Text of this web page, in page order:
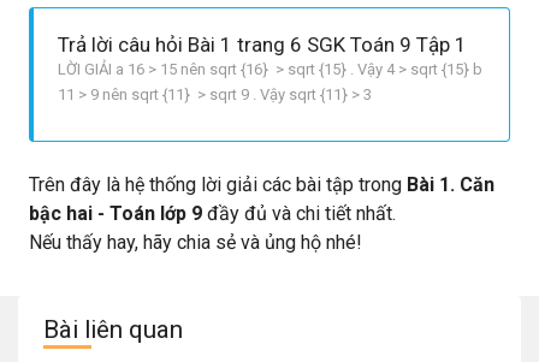
Trả lời câu hỏi Bài 1 trang 6 SGK Toán 9 Tập 1
LỜI GIẢI a 16 > 15 nên sqrt {16} > sqrt {15} . Vậy 4 > sqrt {15} b
11 > 9 nên sqrt {11} > sqrt 9 . Vậy sqrt {11} > 3
Trên đây là hệ thống lời giải các bài tập trong Bài 1. Căn
bậc hai - Toán lớp 9 đầy đủ và chi tiết nhất.
Nếu thấy hay, hãy chia sẻ và ủng hộ nhé!
Bài liên quan